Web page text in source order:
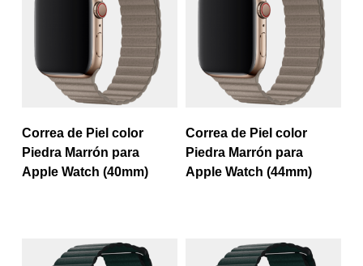
Correa de Piel color
Piedra Marrón para
Apple Watch (40mm)
Correa de Piel color
Piedra Marrón para
Apple Watch (44mm)